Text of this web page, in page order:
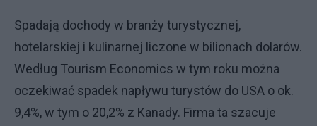
Spadają dochody w branży turystycznej,
hotelarskiej i kulinarnej liczone w bilionach dolarów.
Według Tourism Economics w tym roku można
oczekiwać spadek napływu turystów do USA o ok.
9,4%, w tym o 20,2% z Kanady. Firma ta szacuje